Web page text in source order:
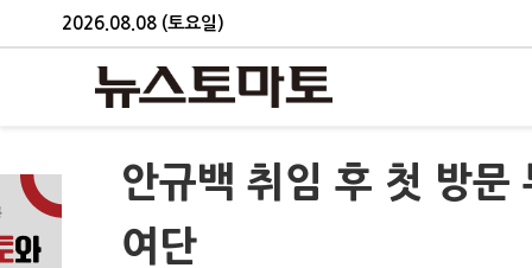
2026.08.08 (토요일)
안규백 취임 후 첫 방
여단